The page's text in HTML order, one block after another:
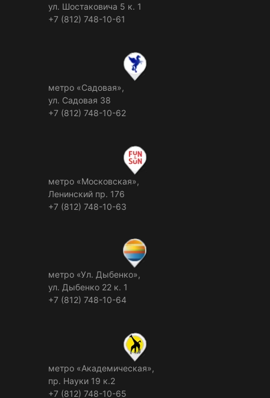
ул. Шостаковича 5 к. 1
+7 (812) 748-10-61
метро «Садовая»,
ул. Садовая 38
+7 (812) 748-10-62
метро «Московская»,
Ленинский пр. 176
+7 (812) 748-10-63
метро «Ул. Дыбенко»,
ул. Дыбенко 22 к. 1
+7 (812) 748-10-64
метро «Академическая»,
пр. Науки 19 к.2
+7 (812) 748-10-65